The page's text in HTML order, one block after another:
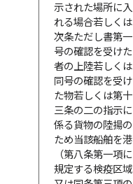
示された場所に入
れる場合若しくは
次条ただし書第一
号の確認を受けた
者の上陸若しくは
同号の確認を受け
た物若しくは第十
三条の二の指示に
係る貨物の陸揚の
ため当該船舶を港
（第八条第一項に
規定する検疫区域